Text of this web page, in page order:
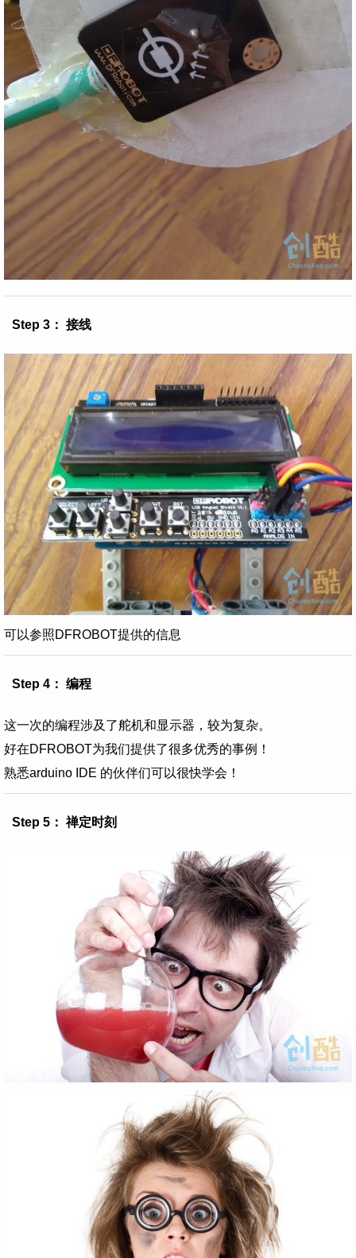
Step 3： 接线
可以参照DFROBOT提供的信息
Step 4： 编程
这一次的编程涉及了舵机和显示器，较为复杂。
好在DFROBOT为我们提供了很多优秀的事例！
熟悉arduino IDE 的伙伴们可以很快学会！
Step 5： 禅定时刻